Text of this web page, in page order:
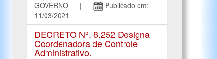
GOVERNO |
Publicado em:
11/03/2021
DECRETO Nº. 8.252 Designa
Coordenadora de Controle
Administrativo.